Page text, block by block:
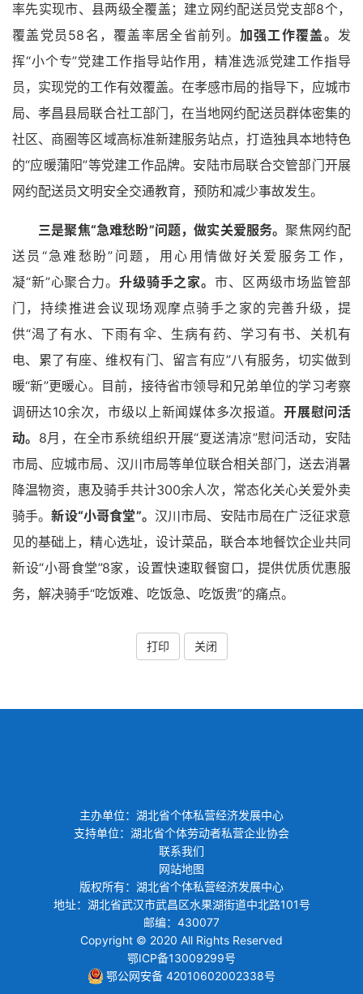
率先实现市、县两级全覆盖；建立网约配送员党支部8个，
覆盖党员58名，覆盖率居全省前列。 加强工作覆盖。发
挥“小个专”党建工作指导站作用，精准选派党建工作指导
员，实现党的工作有效覆盖。在孝感市局的指导下，应城市
局、孝昌县局联合社工部门，在当地网约配送员群体密集的
社区、商圈等区域高标准新建服务站点，打造独具本地特色
的“应暖蒲阳”等党建工作品牌。安陆市局联合交管部门开展
网约配送员文明安全交通教育，预防和减少事故发生。
三是聚焦“急难愁盼”问题，做实关爱服务。聚焦网约配
送员“急难愁盼”问题，用心用情做好关爱服务工作，
凝“新”心聚合力。 升级骑手之家。市、区两级市场监管部
门，持续推进会议现场观摩点骑手之家的完善升级，提
供“渴了有水、下雨有伞、生病有药、学习有书、关机有
电、累了有座、维权有门、留言有应”八有服务，切实做到
暖“新”更暖心。目前，接待省市领导和兄弟单位的学习考察
调研达10余次，市级以上新闻媒体多次报道。开展慰问活
动。 8月，在全市系统组织开展“夏送清凉”慰问活动，安陆
市局、应城市局、汉川市局等单位联合相关部门，送去消暑
降温物资，惠及骑手共计300余人次，常态化关心关爱外卖
骑手。新设“小哥食堂”。 汉川市局、安陆市局在广泛征求意
见的基础上，精心选址，设计菜品，联合本地餐饮企业共同
新设“小哥食堂”8家，设置快速取餐窗口，提供优质优惠服
务，解决骑手“吃饭难、吃饭急、吃饭贵”的痛点。
打印 关闭
主办单位：湖北省个体私营经济发展中心
支持单位：湖北省个体劳动者私营企业协会
联系我们
网站地图
版权所有：湖北省个体私营经济发展中心
地址：湖北省武汉市武昌区水果湖街道中北路101号
邮编：430077
Copyright © 2020 All Rights Reserved
鄂ICP备13009299号
鄂公网安备 42010602002338号